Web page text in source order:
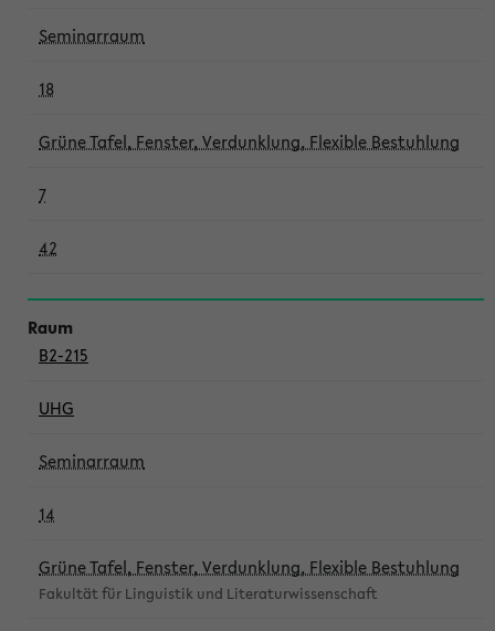
Seminarraum
18
Grüne Tafel, Fenster, Verdunklung, Flexible Bestuhlung
7
42
B2-215
UHG
Seminarraum
14
Grüne Tafel, Fenster, Verdunklung, Flexible Bestuhlung
Fakultät für Linguistik und Literaturwissenschaft